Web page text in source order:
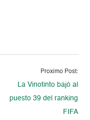
Proximo Post:
La Vinotinto bajó al
puesto 39 del ranking
FIFA